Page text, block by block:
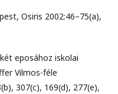
Osiris 2002:46–75(a),
eposához iskolai
Vilmos-féle
307(c), 169(d), 277(e),